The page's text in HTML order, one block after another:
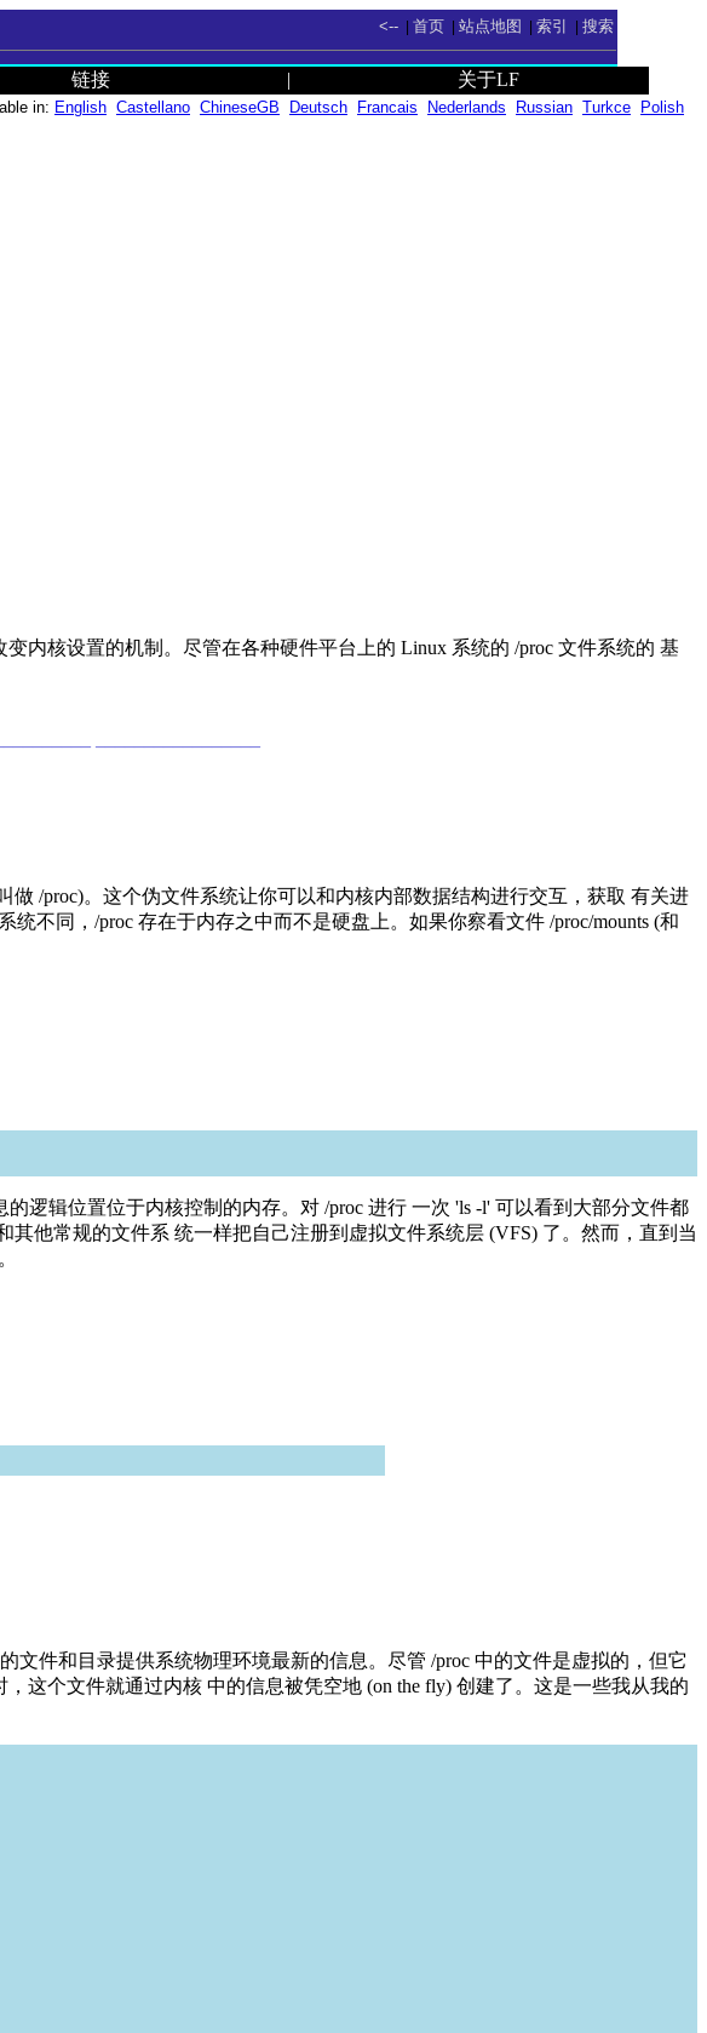
<--| 首页 站点地图 索引 搜索
链接 | 关于LF
in: English Castellano ChineseGB Deutsch Francais Nederlands Russian Turkce Polish
内核设置的机制。尽管在各种硬件平台上的 Linux 系统的 /proc 文件系统的 基
做 /proc)。这个伪文件系统让你可以和内核内部数据结构进行交互，获取 有关进
不同，/proc 存在于内存之中而不是硬盘上。如果你察看文件 /proc/mounts (和
逻辑位置位于内核控制的内存。对 /proc 进行 一次 'ls -l' 可以看到大部分文件都
他常规的文件系 统一样把自己注册到虚拟文件系统层 (VFS) 了。然而，直到当
件和目录提供系统物理环境最新的信息。尽管 /proc 中的文件是虚拟的，但它
这个文件就通过内核 中的信息被凭空地 (on the fly) 创建了。这是一些我从我的